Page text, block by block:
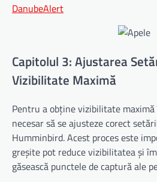
DanubeAlert
Capitolul 3: Ajustarea
Vizibilitate Maximă
Pentru a obține vizibilitate
necesar să se ajusteze corect
Humminbird. Acest proces este
greșite pot reduce vizibilitatea și
găsească punctele de captură ale